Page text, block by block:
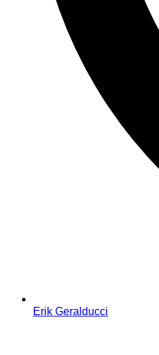
Erik Geralducci